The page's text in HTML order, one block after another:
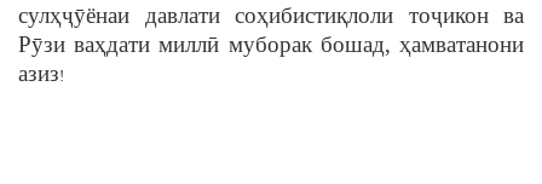
сулҳҷӯёнаи давлати соҳибистиқлоли тоҷикон ва
Рӯзи ваҳдати миллӣ муборак бошад, ҳамватанони
азиз!